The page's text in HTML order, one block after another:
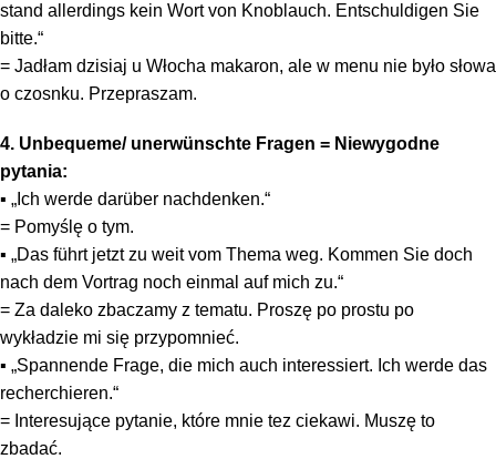
stand allerdings kein Wort von Knoblauch. Entschuldigen Sie
bitte.“
= Jadłam dzisiaj u Włocha makaron, ale w menu nie było słowa
o czosnku. Przepraszam.
4. Unbequeme/ unerwünschte Fragen = Niewygodne
pytania:
▪ „Ich werde darüber nachdenken.“
= Pomyślę o tym.
▪ „Das führt jetzt zu weit vom Thema weg. Kommen Sie doch
nach dem Vortrag noch einmal auf mich zu.“
= Za daleko zbaczamy z tematu. Proszę po prostu po
wykładzie mi się przypomnieć.
▪ „Spannende Frage, die mich auch interessiert. Ich werde das
recherchieren.“
= Interesujące pytanie, które mnie tez ciekawi. Muszę to
zbadać.